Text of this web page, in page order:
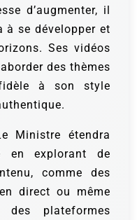
d’augmenter, il
à se développer et
Ses vidéos
des thèmes
à son style
Ministre étendra
en explorant de
comme des
direct ou même
plateformes